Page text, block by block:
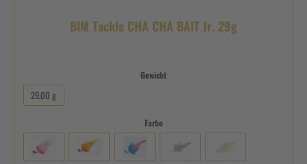
BIM Tackle CHA CHA BAIT Jr. 29g
Gewicht
29,00 g
Farbe